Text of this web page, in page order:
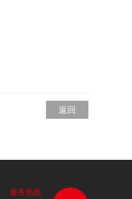
返回
服务热线